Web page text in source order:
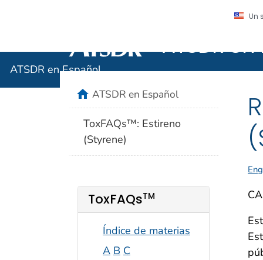
Un
Agencia para
ATSDR
ATSDR en Español
homeATSDR en Español
ToxFAQs™: Estireno
(Styrene)
ToxFAQsTM
Índice de materias
A B C